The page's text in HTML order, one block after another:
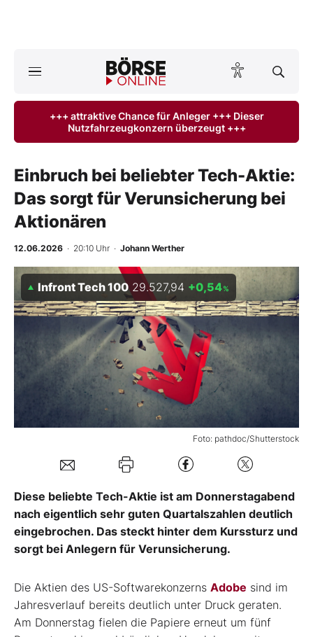
ktuelle Ausgabe BÖRSE ONLINE lesen
Anlageprodukte
Finanz-Check
BO-Musterdepots
Experten
Mein B:O
Mein Konto
+++ attraktive Chance für Anleger +++ Dieser
Nutzfahrzeugkonzern überzeugt +++
Einbruch bei beliebter Tech-Aktie:
Das sorgt für Verunsicherung bei
Aktionären
12.06.2026 · 20:10 Uhr · Johann Werther
Foto: pathdoc/Shutterstock
Infront Tech 100 29.527,94 +0,54%
Diese beliebte Tech-Aktie ist am Donnerstagabend
nach eigentlich sehr guten Quartalszahlen deutlich
eingebrochen. Das steckt hinter dem Kurssturz und
sorgt bei Anlegern für Verunsicherung.
Die Aktien des US-Softwarekonzerns Adobe sind im
Jahresverlauf bereits deutlich unter Druck geraten.
Am Donnerstag fielen die Papiere erneut um fünf